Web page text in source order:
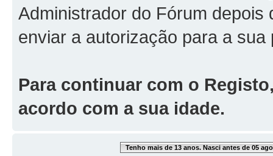
Administrador do Fórum
enviar a autorização para a sua
Para continuar com o
acordo com a sua idade.
Tenho mais de 13 anos. Nasci antes de 05 ago